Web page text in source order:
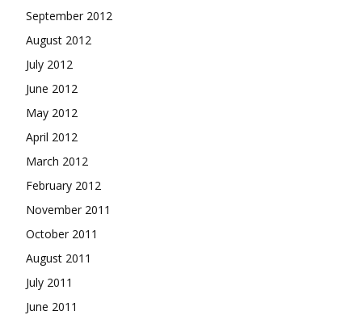
September 2012
August 2012
July 2012
June 2012
May 2012
April 2012
March 2012
February 2012
November 2011
October 2011
August 2011
July 2011
June 2011